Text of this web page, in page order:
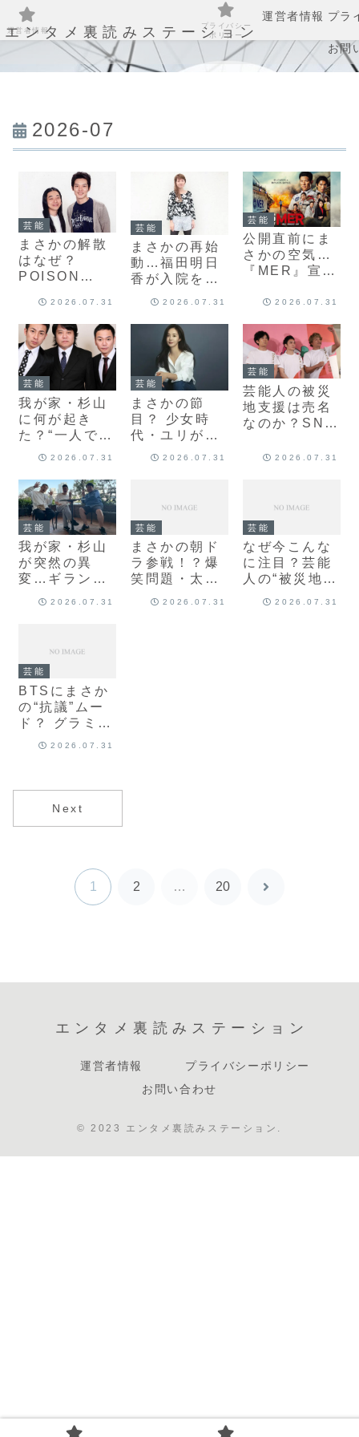
エンタメ裏読みステーション
運営者情報 プラ
お問
2026-07
芸能
まさかの解散
はなぜ？
POISON
に今あらため
て注目が集ま
る理由と“静か
な衝撃”の真相
2026.07.31
芸能
まさかの再始
動…福田明日
香が入院を経
わつく“今だか
らこそ響く
声”の真相は
2026.07.31
芸能
公開直前にま
さかの空気…
『MER』宣伝
当の理由は？
が消えないワ
ケ
2026.07.31
芸能
我が家・杉山
に何が起き
た？“一人で歩
行困難”報道に
ァンが気にな
った現在の状
態と真相は
2026.07.31
芸能
まさかの節
目？ 少女時
代・ユリがSM
との契約終了
2026.07.31
芸能
芸能人の被災
地支援は売名
なのか？SNS
意の見え方”の
2026.07.31
芸能
我が家・杉山
が突然の異
変…ギラン・
2026.07.31
芸能
まさかの朝ド
ラ参戦！？爆
笑問題・太田
2026.07.31
芸能
なぜ今こんな
に注目？芸能
人の“被災地支
2026.07.31
芸能
BTSにまさか
の“抗議”ムー
ド？ グラミー
新部門をめぐ
は
2026.07.31
Next
1 2 … 20
次
エンタメ裏読みステーション
運営者情報
プライバシーポリシー
お問い合わせ
© 2023 エンタメ裏読みステーション.
運営者情報
プライバシー
ポリシー